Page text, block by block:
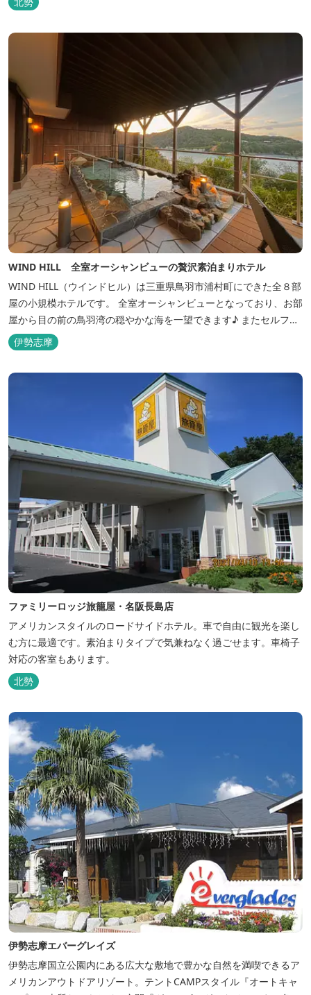
WIND HILL 全室オーシャンビューの贅沢素泊まりホテル
WIND HILL（ウインドヒル）は三重県鳥羽市浦村町にできた全８部
屋の小規模ホテルです。 全室オーシャンビューとなっており、お部
屋から目の前の鳥羽湾の穏やかな海を一望できます♪ またセルフチ
ェックイン方式を採用しているため、好きな時間に非対面でチェッ
クインが可能です。 食事提供や接客サービスがない分、リーズナブ
伊勢志摩
ファミリーロッジ旅籠屋・名阪長島店
アメリカンスタイルのロードサイドホテル。車で自由に観光を楽し
む方に最適です。素泊まりタイプで気兼ねなく過ごせます。車椅子
対応の客室もあります。
北勢
伊勢志摩エバーグレイズ
伊勢志摩国立公園内にある広大な敷地で豊かな自然を満喫できるア
メリカンアウトドアリゾート。テントCAMPスタイル『オートキャ